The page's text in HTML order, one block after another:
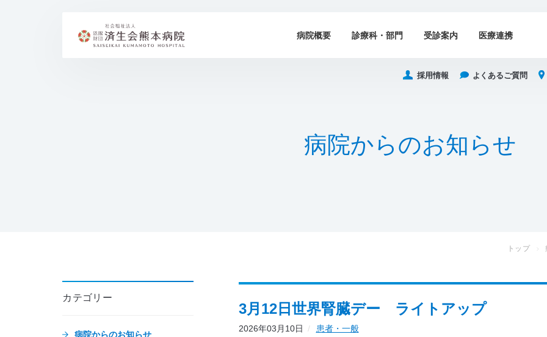
病院概要 診療科・部門 受診案内 医療連携
採用情報 よくあるご質問
病院からのお知 らせ
カテゴリー
病院からのお知らせ
トップ
3月12日世界腎臓デー ライトアップ
2026年03月10日 患者・一般